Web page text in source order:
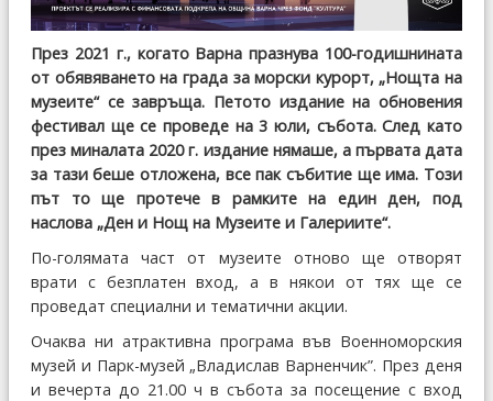
През 2021 г., когато Варна празнува 100-годишнината
от обявяването на града за морски курорт, „Нощта на
музеите“ се завръща. Петото издание на обновения
фестивал ще се проведе на 3 юли, събота. След като
през миналата 2020 г. издание нямаше, а първата дата
за тази беше отложена, все пак събитие ще има. Този
път то ще протече в рамките на един ден, под
наслова „Ден и Нощ на Музеите и Галериите“.
По-голямата част от музеите отново ще отворят
врати с безплатен вход, а в някои от тях ще се
проведат специални и тематични акции.
Очаква ни атрактивна програма във Военноморския
музей и Парк-музей „Владислав Варненчик”. През деня
и вечерта до 21.00 ч в събота за посещение с вход